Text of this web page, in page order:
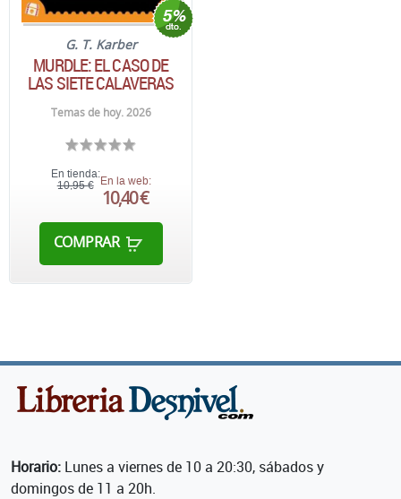
G. T. Karber
MURDLE: EL CASO DE
LAS SIETE CALAVERAS
Temas de hoy. 2026
En tienda:
10,95 € En la web:
10,40 €
COMPRAR
Horario: Lunes a viernes de 10 a 20:30, sábados y
domingos de 11 a 20h.